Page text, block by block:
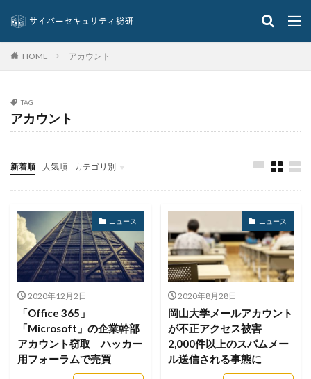
コロナウイルス
コロニアル・パイプライン
サイバー
サイバーインシデント
サイバーセキュリティ基本法
サイバー攻撃の歴史
シーザーズ
シグネチャ
シグネチャー
システム
システムエラー
システムエンジニア
システムトラブル
システム設定
システム障害
シャドウAI
シルバニアファミリー
スキミング
スキャン
スキル
スクリプト
スケウェアブロッカー
スタバ
ステガノグラフィ
ストレージ
スパイ
スパム
HOME アカウント
TAG
アカウント
新着順 人気順 カテゴリ別
イベント
インタビュー
クイズ
ニュース
ニュース
2020年12月2日
「Office 365」
「Microsoft」の企業幹部
アカウント窃取 ハッカー
用フォーラムで売買
ニュース
2020年8月28日
岡山大学メールアカウント
が不正アクセス被害
2,000件以上のスパムメー
ル送信される事態に